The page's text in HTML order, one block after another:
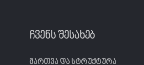
ჩვენს შესახებ
მართვა და სტრუქტურა